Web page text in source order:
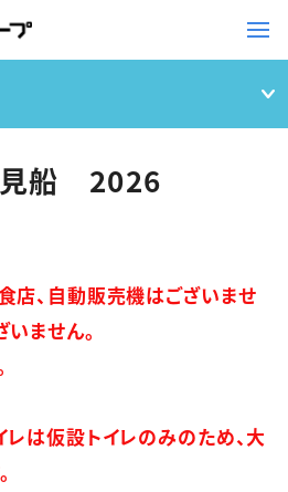
見船 2026
店、自動販売機はございませ
ません。
レは仮設トイレのみのため、大